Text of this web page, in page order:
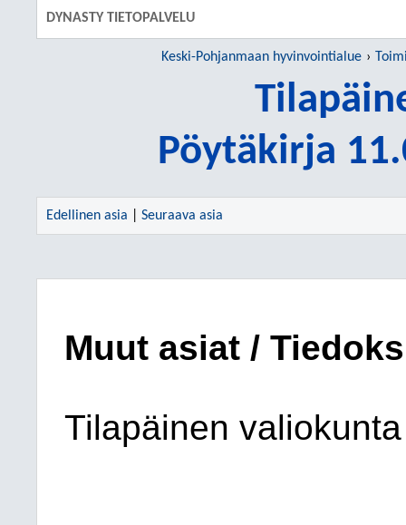
DYNASTY TIETOPALVELU
Keski-Pohjanmaan hyvinvointialue
Pöytäkirja
Edellinen asia Seuraava asia
Muut asiat /
Tilapäinen valiokunta